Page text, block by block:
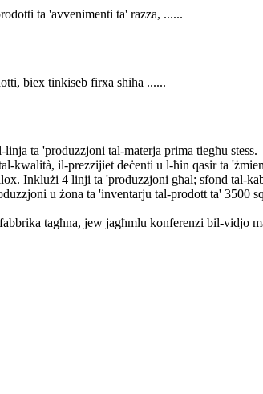
ta 'avvenimenti ta' razza, ......
biex tinkiseb firxa sħiħa ......
ta 'produzzjoni tal-materja prima tiegħu stess.
kwalità, il-prezzijiet deċenti u l-ħin qasir ta
Inklużi 4 linji ta 'produzzjoni għal; sfond tal-
u żona ta 'inventarju tal-prodott ta' 3500
tagħna, jew jagħmlu konferenzi bil-vidjo